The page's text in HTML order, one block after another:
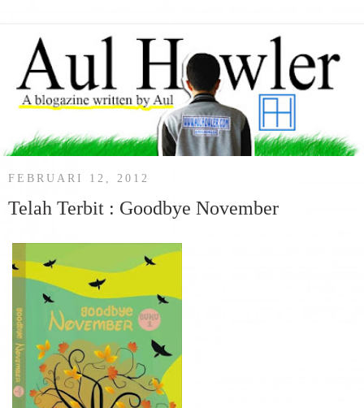
FEBRUARI 12, 2012
Telah Terbit : Goodbye November